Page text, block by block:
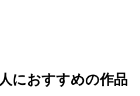
におすすめの作品